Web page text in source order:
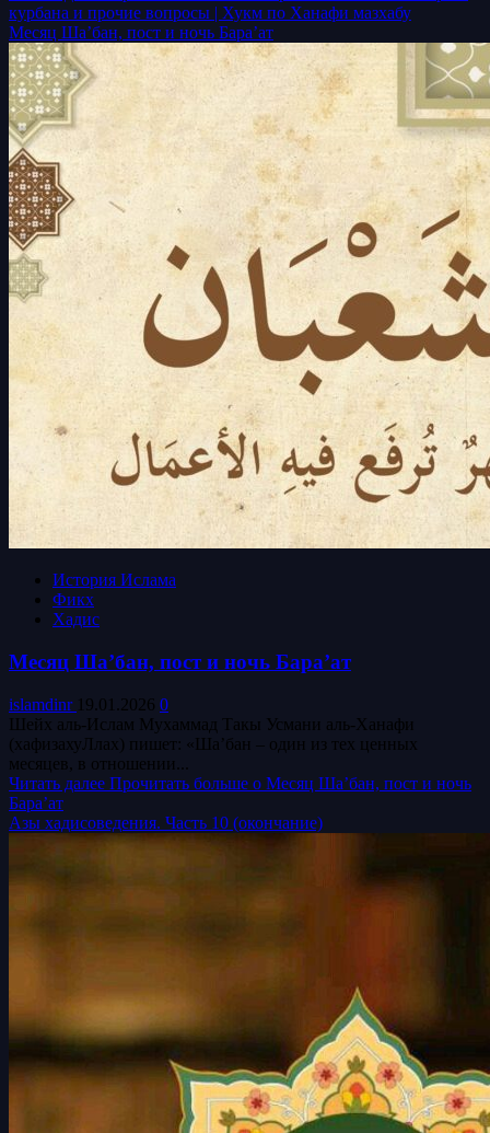
курбана и прочие вопросы | Хукм по Ханафи мазхабу
Месяц Ша’бан, пост и ночь Бара’ат
История Ислама
Фикх
Хадис
Месяц Ша’бан, пост и ночь Бара’ат
islamdinr 19.01.2026 0
Шейх аль-Ислам Мухаммад Такы Усмани аль-Ханафи
(хафизахуЛлах) пишет: «Ша’бан – один из тех ценных
месяцев, в отношении...
Читать далее Прочитать больше о Месяц Ша’бан, пост и ночь
Бара’ат
Азы хадисоведения. Часть 10 (окончание)